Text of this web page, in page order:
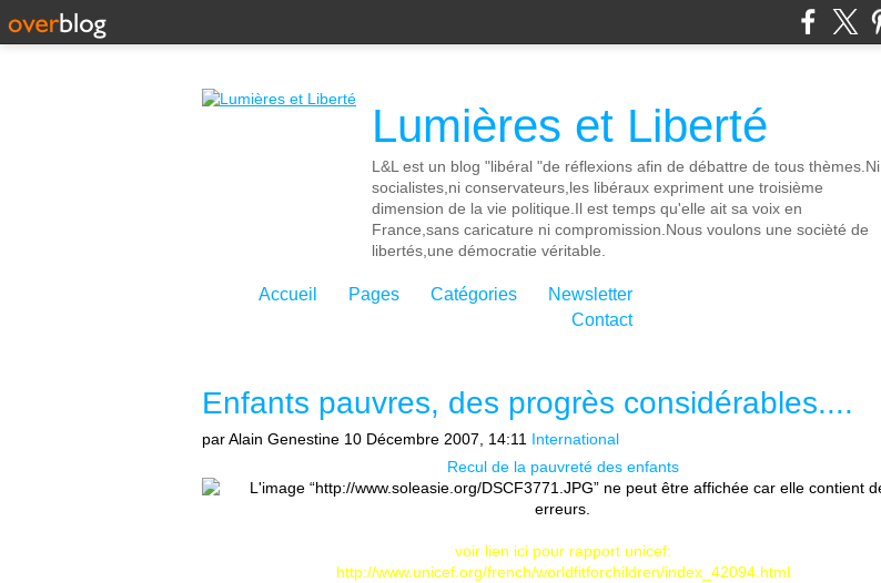
Lumières et Liberté
L&L est un blog "libéral "de réflexions afin de débattre de tous thèmes.Ni
socialistes,ni conservateurs,les libéraux expriment une troisième
dimension de la vie politique.Il est temps qu'elle ait sa voix en
France,sans caricature ni compromission.Nous voulons une socièté de
libertés,une démocratie véritable.
Accueil Pages Catégories
Newsletter
Contact
Enfants pauvres, des progrès considérables....
par Alain Genestine 10 Décembre 2007, 14:11 International
Recul de la pauvreté des enfants
voir lien ici pour rapport unicef:
http://www.unicef.org/french/worldfitforchildren/index_42094.html